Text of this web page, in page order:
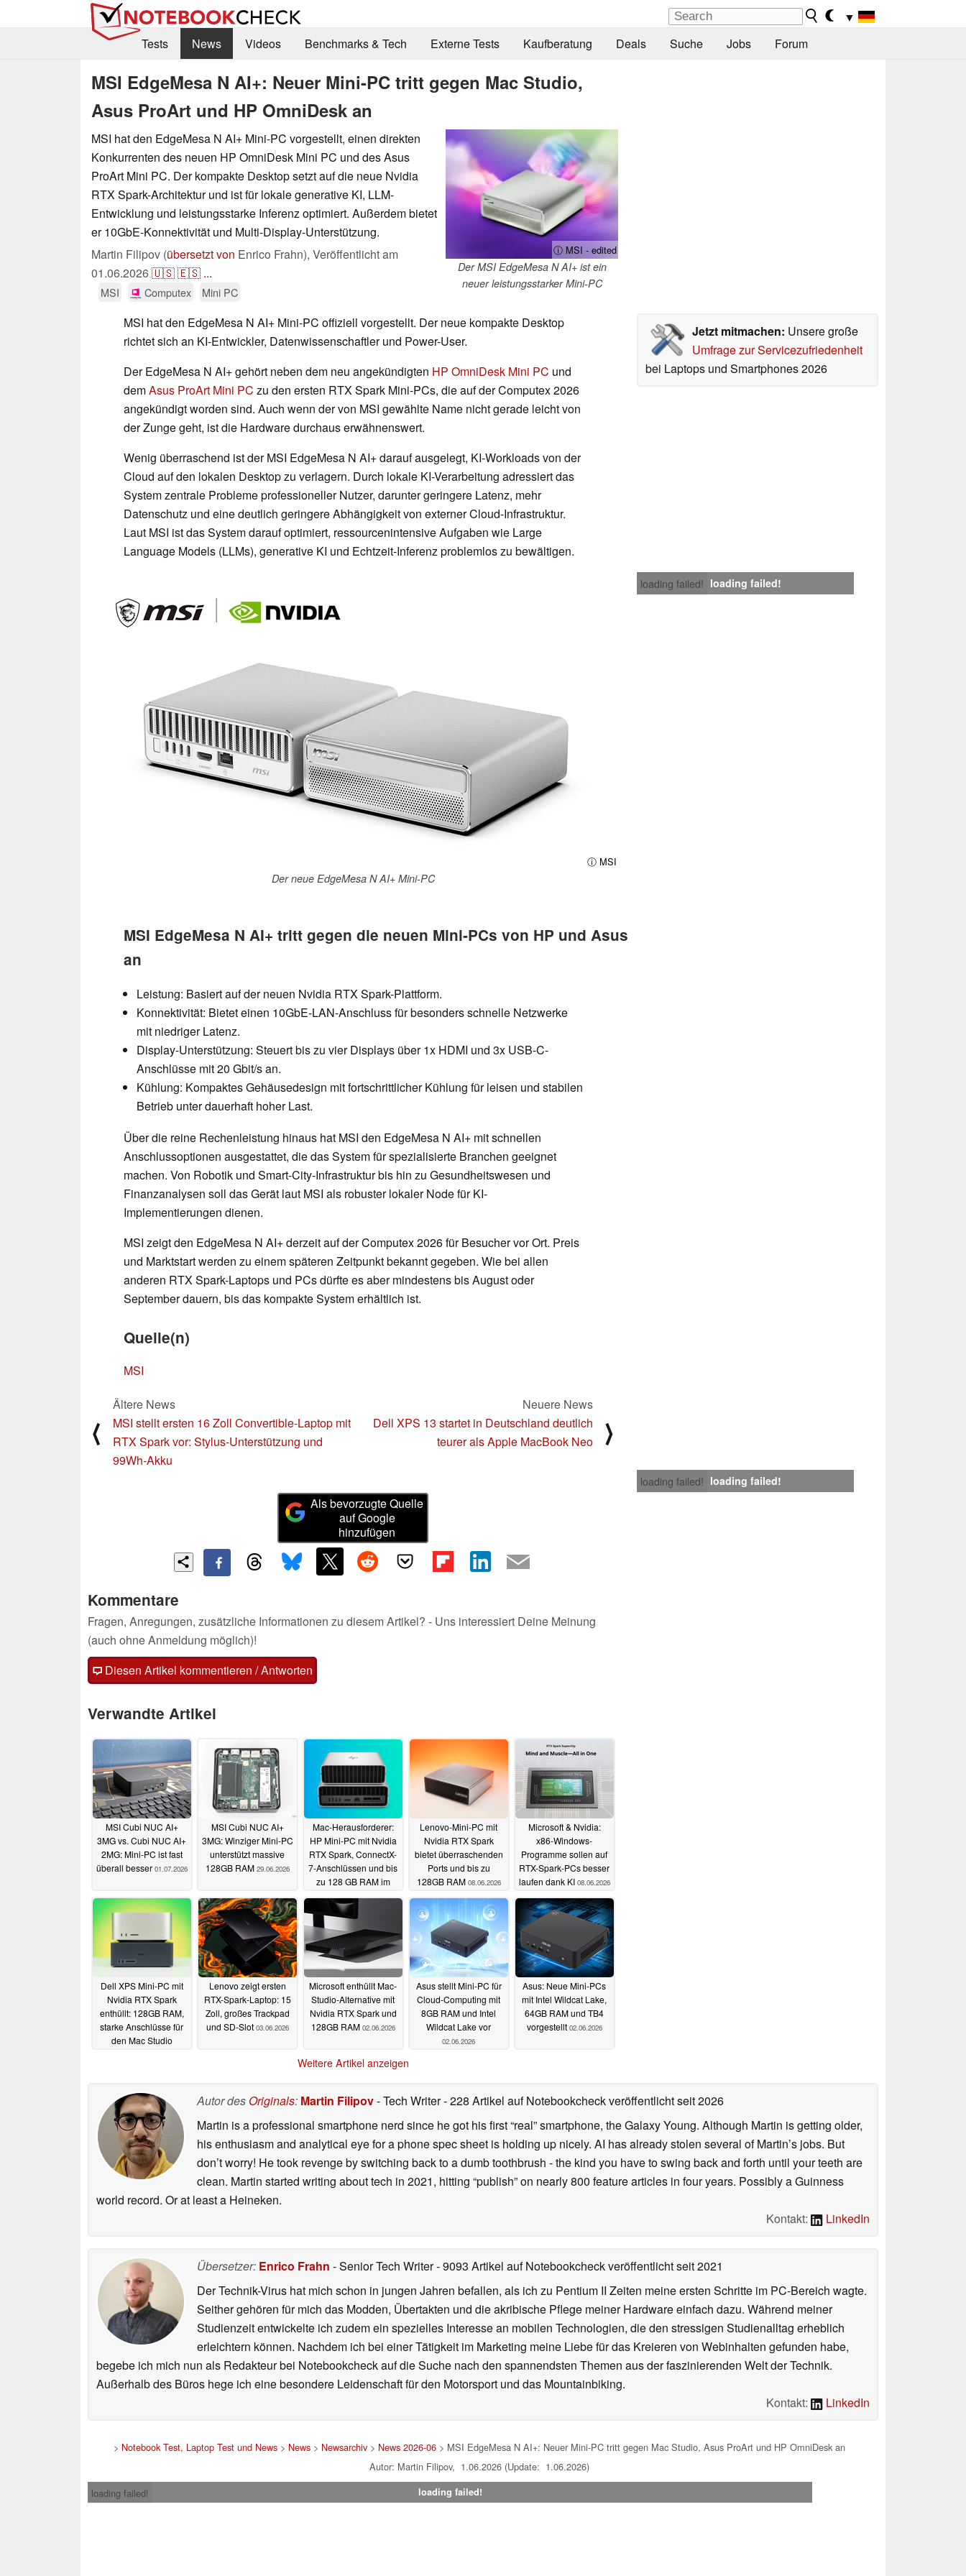
▼
Tests
News Videos Benchmarks & Tech Externe Tests Kaufberatung Deals Suche Jobs Forum
MSI EdgeMesa N AI+: Neuer Mini-PC tritt gegen Mac Studio,
Asus ProArt und HP OmniDesk an
ⓘ MSI - edited
Der MSI EdgeMesa N AI+ ist ein
neuer leistungsstarker Mini-PC
MSI hat den EdgeMesa N AI+ Mini-PC vorgestellt, einen direkten
Konkurrenten des neuen HP OmniDesk Mini PC und des Asus
ProArt Mini PC. Der kompakte Desktop setzt auf die neue Nvidia
RTX Spark-Architektur und ist für lokale generative KI, LLM-
Entwicklung und leistungsstarke Inferenz optimiert. Außerdem bietet
er 10GbE-Konnektivität und Multi-Display-Unterstützung.
Martin Filipov (übersetzt von Enrico Frahn), Veröffentlicht am
01.06.2026🇺🇸🇪🇸 ...
MSI Computex Mini PC
Jetzt mitmachen: Unsere große
Umfrage zur Servicezufriedenheit
bei Laptops und Smartphones 2026
MSI hat den EdgeMesa N AI+ Mini-PC offiziell vorgestellt. Der neue kompakte Desktop
richtet sich an KI-Entwickler, Datenwissenschaftler und Power-User.
Der EdgeMesa N AI+ gehört neben dem neu angekündigten HP OmniDesk Mini PC und
demAsus ProArt Mini PC zu den ersten RTX Spark Mini-PCs, die auf der Computex 2026
angekündigt worden sind. Auch wenn der von MSI gewählte Name nicht gerade leicht von
der Zunge geht, ist die Hardware durchaus erwähnenswert.
Wenig überraschend ist der MSI EdgeMesa N AI+ darauf ausgelegt, KI-Workloads von der
Cloud auf den lokalen Desktop zu verlagern. Durch lokale KI-Verarbeitung adressiert das
System zentrale Probleme professioneller Nutzer, darunter geringere Latenz, mehr
Datenschutz und eine deutlich geringere Abhängigkeit von externer Cloud-Infrastruktur.
Laut MSI ist das System darauf optimiert, ressourcenintensive Aufgaben wie Large
Language Models (LLMs), generative KI und Echtzeit-Inferenz problemlos zu bewältigen.
loading failed! loading failed!
ⓘ MSI
Der neue EdgeMesa N AI+ Mini-PC
MSI EdgeMesa N AI+ tritt gegen die neuen Mini-PCs von HP und Asus
an
Leistung: Basiert auf der neuen Nvidia RTX Spark-Plattform.
Konnektivität: Bietet einen 10GbE-LAN-Anschluss für besonders schnelle Netzwerke
mit niedriger Latenz.
Display-Unterstützung: Steuert bis zu vier Displays über 1x HDMI und 3x USB-C-
Anschlüsse mit 20 Gbit/s an.
Kühlung: Kompaktes Gehäusedesign mit fortschrittlicher Kühlung für leisen und stabilen
Betrieb unter dauerhaft hoher Last.
Über die reine Rechenleistung hinaus hat MSI den EdgeMesa N AI+ mit schnellen
Anschlussoptionen ausgestattet, die das System für spezialisierte Branchen geeignet
machen. Von Robotik und Smart-City-Infrastruktur bis hin zu Gesundheitswesen und
Finanzanalysen soll das Gerät laut MSI als robuster lokaler Node für KI-
Implementierungen dienen.
MSI zeigt den EdgeMesa N AI+ derzeit auf der Computex 2026 für Besucher vor Ort. Preis
und Marktstart werden zu einem späteren Zeitpunkt bekannt gegeben. Wie bei allen
anderen RTX Spark-Laptops und PCs dürfte es aber mindestens bis August oder
September dauern, bis das kompakte System erhältlich ist.
Quelle(n)
MSI
⟨
Ältere News
MSI stellt ersten 16 Zoll Convertible-Laptop mit
RTX Spark vor: Stylus-Unterstützung und
99Wh-Akku
Neuere News
Dell XPS 13 startet in Deutschland deutlich
teurer als Apple MacBook Neo
⟩
loading failed! loading failed!
Als bevorzugte Quelle
auf Google
hinzufügen
Kommentare
Fragen, Anregungen, zusätzliche Informationen zu diesem Artikel? - Uns interessiert Deine Meinung
(auch ohne Anmeldung möglich)!
Diesen Artikel kommentieren / Antworten
Verwandte Artikel
MSI Cubi NUC AI+
3MG vs. Cubi NUC AI+
2MG: Mini-PC ist fast
überall besser 01.07.2026
MSI Cubi NUC AI+
3MG: Winziger Mini-PC
unterstützt massive
128GB RAM 29.06.2026
Mac-Herausforderer:
HP Mini-PC mit Nvidia
RTX Spark, ConnectX-
7-Anschlüssen und bis
zu 128 GB RAM im
Preview08.06.2026
Lenovo-Mini-PC mit
Nvidia RTX Spark
bietet überraschenden
Ports und bis zu
128GB RAM 08.06.2026
Microsoft & Nvidia:
x86-Windows-
Programme sollen auf
RTX-Spark-PCs besser
laufen dank KI 08.06.2026
Dell XPS Mini-PC mit
Nvidia RTX Spark
enthüllt: 128GB RAM,
starke Anschlüsse für
den Mac Studio
Lenovo zeigt ersten
RTX-Spark-Laptop: 15
Zoll, großes Trackpad
und SD-Slot 03.06.2026
Microsoft enthüllt Mac-
Studio-Alternative mit
Nvidia RTX Spark und
128GB RAM 02.06.2026
Asus stellt Mini-PC für
Cloud-Computing mit
8GB RAM und Intel
Wildcat Lake vor
02.06.2026
Asus: Neue Mini-PCs
mit Intel Wildcat Lake,
64GB RAM und TB4
vorgestellt 02.06.2026
Weitere Artikel anzeigen
Autor des Originals: Martin Filipov- Tech Writer- 228 Artikel auf Notebookcheck veröffentlichtseit 2026
Martin is a professional smartphone nerd since he got his first “real” smartphone, the Galaxy Young. Although Martin is getting older,
his enthusiasm and analytical eye for a phone spec sheet is holding up nicely. AI has already stolen several of Martin’s jobs. But
don’t worry! He took revenge by switching back to a dumb toothbrush - the kind you have to swing back and forth until your teeth are
clean. Martin started writing about tech in 2021, hitting “publish” on nearly 800 feature articles in four years. Possibly a Guinness
world record. Or at least a Heineken.
Kontakt:
LinkedIn
Übersetzer: Enrico Frahn - Senior Tech Writer- 9093 Artikel auf Notebookcheck veröffentlichtseit 2021
Der Technik-Virus hat mich schon in jungen Jahren befallen, als ich zu Pentium II Zeiten meine ersten Schritte im PC-Bereich wagte.
Seither gehören für mich das Modden, Übertakten und die akribische Pflege meiner Hardware einfach dazu. Während meiner
Studienzeit entwickelte ich zudem ein spezielles Interesse an mobilen Technologien, die den stressigen Studienalltag erheblich
erleichtern können. Nachdem ich bei einer Tätigkeit im Marketing meine Liebe für das Kreieren von Webinhalten gefunden habe,
begebe ich mich nun als Redakteur bei Notebookcheck auf die Suche nach den spannendsten Themen aus der faszinierenden Welt der Technik.
Außerhalb des Büros hege ich eine besondere Leidenschaft für den Motorsport und das Mountainbiking.
Kontakt:
LinkedIn
> Notebook Test, Laptop Test und News > News > Newsarchiv > News 2026-06 > MSI EdgeMesa N AI+: Neuer Mini-PC tritt gegen Mac Studio, Asus ProArt und HP OmniDesk an
Autor: Martin Filipov, 1.06.2026 (Update: 1.06.2026)
loading failed!
loading failed!